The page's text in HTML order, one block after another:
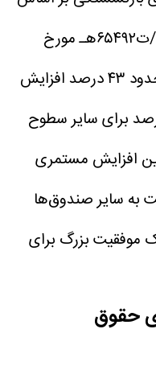
مصوبه هیات وزیران (شماره ۵۳۲/ت۶۵۴۹۲هـ مورخ
۱۲/۰۱/۱۴۰۵) تنها موفق به اعمال حدود ۴۳ درصد افزایش
بگیران و حدود ۲۵ درصد برای سایر سطوح
افزایش مستمری
به سایر صندوق‌ها
یک موفقیت بزرگ برای
حقوق